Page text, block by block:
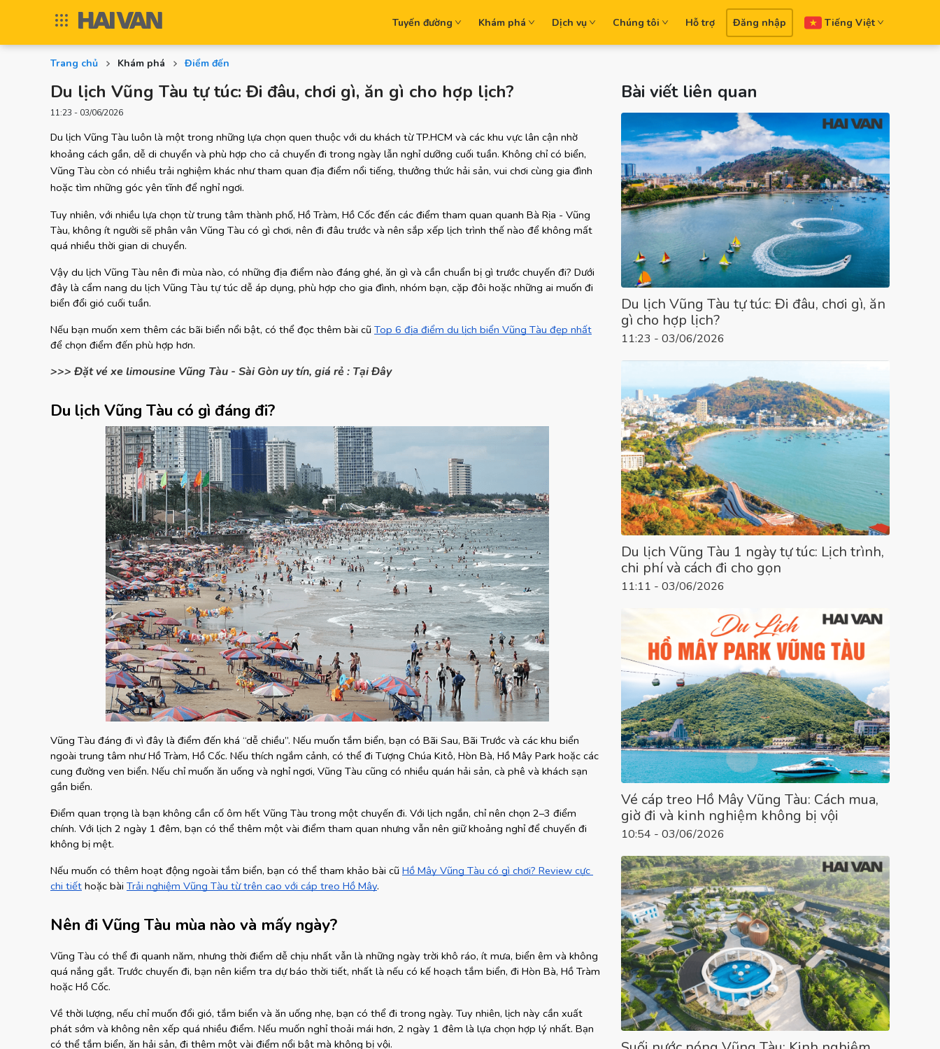
Tuyến đường Khám phá Dịch vụ Chúng tôi Hỗ trợ Đăng nhập Tiếng Việt
Trang chủ Khám phá Điểm đến
Du lịch Vũng Tàu tự túc: Đi đâu, chơi gì, ăn gì cho hợp lịch?
11:23 - 03/06/2026
Du lịch Vũng Tàu luôn là một trong những lựa chọn quen thuộc với du khách từ TP.HCM và các khu vực lân cận nhờ
khoảng cách gần, dễ di chuyển và phù hợp cho cả chuyến đi trong ngày lẫn nghỉ dưỡng cuối tuần. Không chỉ có biển,
Vũng Tàu còn có nhiều trải nghiệm khác như tham quan địa điểm nổi tiếng, thưởng thức hải sản, vui chơi cùng gia đình
hoặc tìm những góc yên tĩnh để nghỉ ngơi.
Tuy nhiên, với nhiều lựa chọn từ trung tâm thành phố, Hồ Tràm, Hồ Cốc đến các điểm tham quan quanh Bà Rịa - Vũng
Tàu, không ít người sẽ phân vân Vũng Tàu có gì chơi, nên đi đâu trước và nên sắp xếp lịch trình thế nào để không mất
quá nhiều thời gian di chuyển.
Vậy du lịch Vũng Tàu nên đi mùa nào, có những địa điểm nào đáng ghé, ăn gì và cần chuẩn bị gì trước chuyến đi? Dưới
đây là cẩm nang du lịch Vũng Tàu tự túc dễ áp dụng, phù hợp cho gia đình, nhóm bạn, cặp đôi hoặc những ai muốn đi
biển đổi gió cuối tuần.
Nếu bạn muốn xem thêm các bãi biển nổi bật, có thể đọc thêm bài cũ Top 6 địa điểm du lịch biển Vũng Tàu đẹp nhất
để chọn điểm đến phù hợp hơn.
>>> Đặt vé xe limousine Vũng Tàu - Sài Gòn uy tín, giá rẻ : Tại Đây
Du lịch Vũng Tàu có gì đáng đi?
Vũng Tàu đáng đi vì đây là điểm đến khá “dễ chiều”. Nếu muốn tắm biển, bạn có Bãi Sau, Bãi Trước và các khu biển
ngoài trung tâm như Hồ Tràm, Hồ Cốc. Nếu thích ngắm cảnh, có thể đi Tượng Chúa Kitô, Hòn Bà, Hồ Mây Park hoặc các
cung đường ven biển. Nếu chỉ muốn ăn uống và nghỉ ngơi, Vũng Tàu cũng có nhiều quán hải sản, cà phê và khách sạn
gần biển.
Điểm quan trọng là bạn không cần cố ôm hết Vũng Tàu trong một chuyến đi. Với lịch ngắn, chỉ nên chọn 2–3 điểm
chính. Với lịch 2 ngày 1 đêm, bạn có thể thêm một vài điểm tham quan nhưng vẫn nên giữ khoảng nghỉ để chuyến đi
không bị mệt.
Nếu muốn có thêm hoạt động ngoài tắm biển, bạn có thể tham khảo bài cũ Hồ Mây Vũng Tàu có gì chơi? Review cực
chi tiết hoặc bài Trải nghiệm Vũng Tàu từ trên cao với cáp treo Hồ Mây.
Nên đi Vũng Tàu mùa nào và mấy ngày?
Vũng Tàu có thể đi quanh năm, nhưng thời điểm dễ chịu nhất vẫn là những ngày trời khô ráo, ít mưa, biển êm và không
quá nắng gắt. Trước chuyến đi, bạn nên kiểm tra dự báo thời tiết, nhất là nếu có kế hoạch tắm biển, đi Hòn Bà, Hồ Tràm
hoặc Hồ Cốc.
Về thời lượng, nếu chỉ muốn đổi gió, tắm biển và ăn uống nhẹ, bạn có thể đi trong ngày. Tuy nhiên, lịch này cần xuất
phát sớm và không nên xếp quá nhiều điểm. Nếu muốn nghỉ thoải mái hơn, 2 ngày 1 đêm là lựa chọn hợp lý nhất. Bạn
có thể tắm biển, ăn hải sản, đi thêm một vài điểm nổi bật mà không bị vội.
Bài viết liên quan
Du lịch Vũng Tàu tự túc: Đi đâu, chơi gì, ăn
gì cho hợp lịch?
11:23 - 03/06/2026
Du lịch Vũng Tàu 1 ngày tự túc: Lịch trình,
chi phí và cách đi cho gọn
11:11 - 03/06/2026
Vé cáp treo Hồ Mây Vũng Tàu: Cách mua,
giờ đi và kinh nghiệm không bị vội
10:54 - 03/06/2026